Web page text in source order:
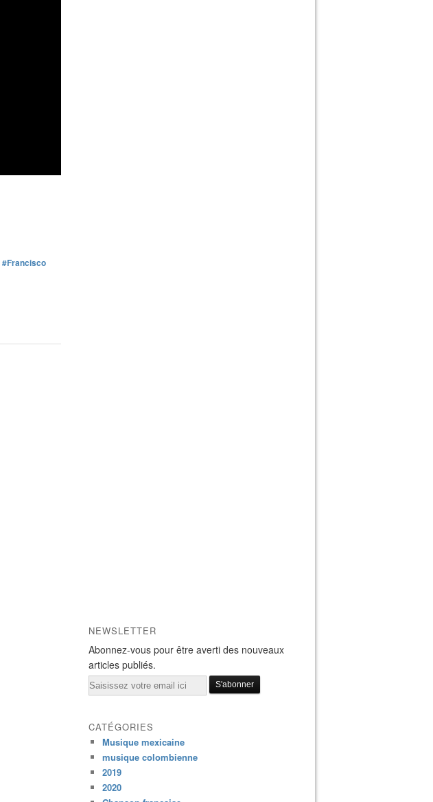
#Francisco
NEWSLETTER
Abonnez-vous pour être averti des nouveaux
articles publiés.
Email
CATÉGORIES
Musique mexicaine
musique colombienne
2019
2020